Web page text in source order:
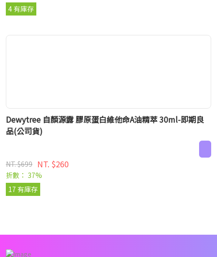
4 有庫存
Dewytree 自顏源露 膠原蛋白維他命A油精萃 30ml-即期良
品(公司貨)
NT. $699 NT. $260
折數： 37%
17 有庫存